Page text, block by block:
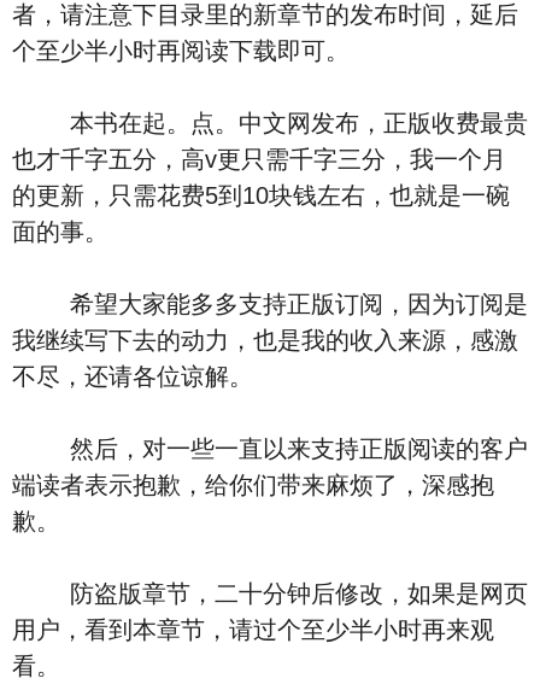
者，请注意下目录里的新章节的发布时间，延后
个至少半小时再阅读下载即可。
本书在起。点。中文网发布，正版收费最贵
也才千字五分，高v更只需千字三分，我一个月
的更新，只需花费5到10块钱左右，也就是一碗
面的事。
希望大家能多多支持正版订阅，因为订阅是
我继续写下去的动力，也是我的收入来源，感激
不尽，还请各位谅解。
然后，对一些一直以来支持正版阅读的客户
端读者表示抱歉，给你们带来麻烦了，深感抱
歉。
防盗版章节，二十分钟后修改，如果是网页
用户，看到本章节，请过个至少半小时再来观
看。